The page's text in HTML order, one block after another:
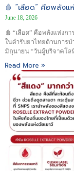
🩸 “เลือด” คือพลังแ
June 18, 2026
🩸 “เลือด” คือพลังแห่งก
ในตำรับยาไทยด้านการบ
มิถุนายน “วันผู้บริจาคโล
Read More »